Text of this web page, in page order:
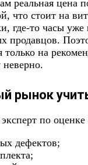
реальная цена
что стоит на
где-то часы уже
продавцов.
только на
рынок
по оценке
дефектов;